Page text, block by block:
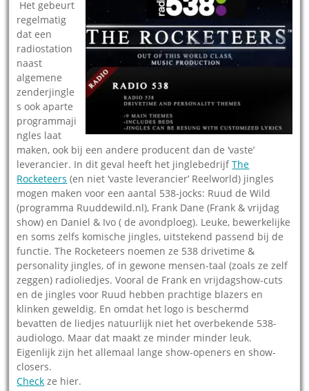
Het gebeurt
regelmatig
dat een
radiostation
naast
algemene
zenderjingle
s ook aparte
programmaji
ngles laat
maken, ook bij een andere producent dan de ‘vaste’
leverancier. In dit geval heeft het jinglebedrijfThe
Rocketeers (en niet ‘vaste leverancier’ Reelworld) jingles
mogen maken voor een aantal 538-jocks: Ruud de Wild
(programma Ruuddewild.nl), Frank Dane (Frank & vrijdag
show) en Daniel & Ivo ( de avondploeg). Leuke, bewerkelijke
en soms zelfs komische jingles, uitstekend passend bij de
functie. The Rocketeers noemen ze 538 drivetime &
personality jingles, of in gewone mensen-taal (zoals ze zelf
zeggen) radioliedjes. Vooral de Frank en vrijdagshow-cuts
en de jingles voor Ruud hebben prachtige blazers en
klinken geweldig. En omdat het logo is beschermd
bevatten de liedjes natuurlijk niet het overbekende 538-
audiologo. Maar dat maakt ze minder minder leuk.
Eigenlijk zijn het allemaal lange show-openers en show-
closers.
Check ze hier.